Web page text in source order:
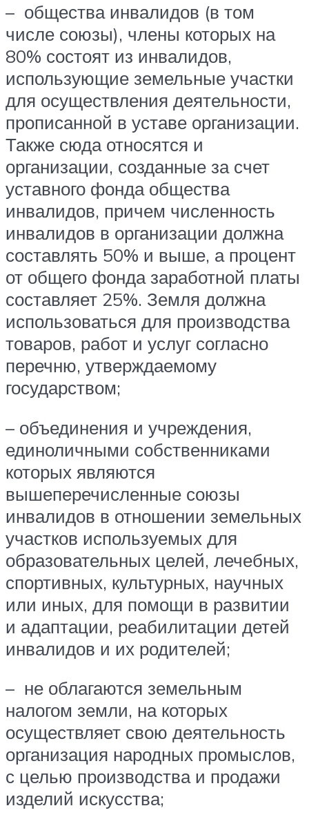
– общества инвалидов (в том
числе союзы), члены которых на
80% состоят из инвалидов,
использующие земельные участки
для осуществления деятельности,
прописанной в уставе организации.
Также сюда относятся и
организации, созданные за счет
уставного фонда общества
инвалидов, причем численность
инвалидов в организации должна
составлять 50% и выше, а процент
от общего фонда заработной платы
составляет 25%. Земля должна
использоваться для производства
товаров, работ и услуг согласно
перечню, утверждаемому
государством;
– объединения и учреждения,
единоличными собственниками
которых являются
вышеперечисленные союзы
инвалидов в отношении земельных
участков используемых для
образовательных целей, лечебных,
спортивных, культурных, научных
или иных, для помощи в развитии
и адаптации, реабилитации детей
инвалидов и их родителей;
– не облагаются земельным
налогом земли, на которых
осуществляет свою деятельность
организация народных промыслов,
с целью производства и продажи
изделий искусства;